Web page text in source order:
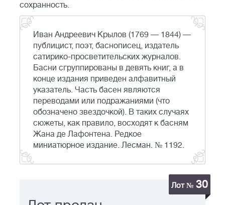
сохранность.
Иван Андреевич Крылов (1769 — 1844) —
публицист, поэт, баснописец, издатель
сатирико-просветительских журналов.
Басни сгруппированы в девять книг, а в
конце издания приведен алфавитный
указатель. Часть басен являются
переводами или подражаниями (что
обозначено звездочкой). В таких случаях
сюжеты, как правило, восходят к басням
Жана де Лафонтена. Редкое
миниатюрное издание. Лесман. № 1192.
Лот № 30